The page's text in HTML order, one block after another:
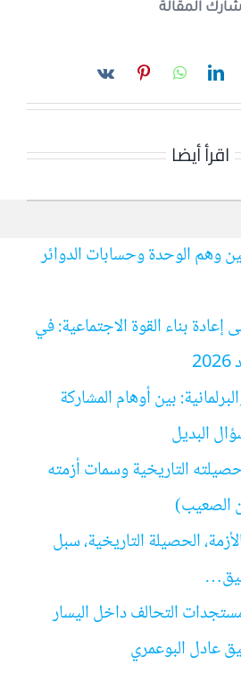
شارك المقالة
اقرأ أيضا
وهم الوحدة وحسابات الدوائر
إعادة بناء القوة الاجتماعية: في
بين أوهام المشاركة
البديل
التاريخية وسمات أزمته
الصعيب)
الحصيلة التاريخية، سبل
التحالف داخل اليسار
عادل البوعمري